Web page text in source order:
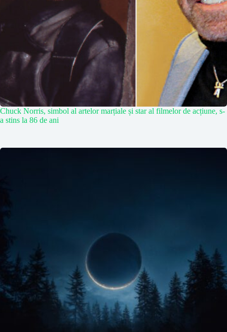
Chuck Norris, simbol al artelor marțiale și star al filmelor de acțiune, s-
a stins la 86 de ani